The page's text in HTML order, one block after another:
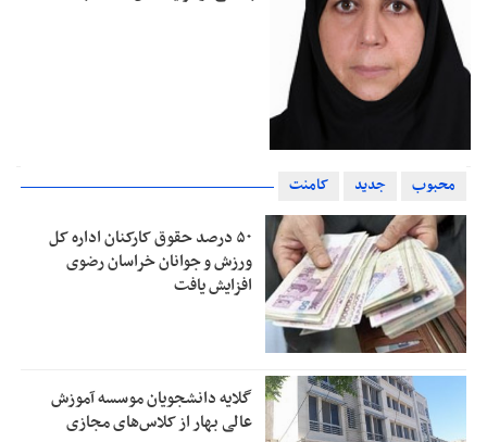
محبوب جدید کامنت
۵۰ درصد حقوق کارکنان اداره کل
ورزش و جوانان خراسان رضوی
افزایش یافت
گلایه دانشجویان موسسه آموزش
عالی بهار از کلاس‌های مجازی